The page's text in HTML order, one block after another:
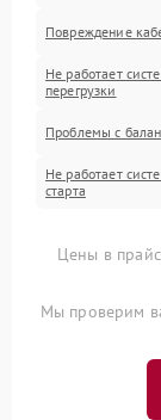
Повреждение
Не работает
перегрузки
Проблемы с
Не работает
старта
Цены в
Мы проверим